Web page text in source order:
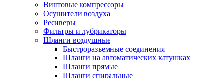
Винтовые компрессоры
Осушители воздуха
Ресиверы
Фильтры и лубрикаторы
Шланги воздушные
Быстроразъемные соединения
Шланги на автоматических катушках
Шланги прямые
Шланги спиральные